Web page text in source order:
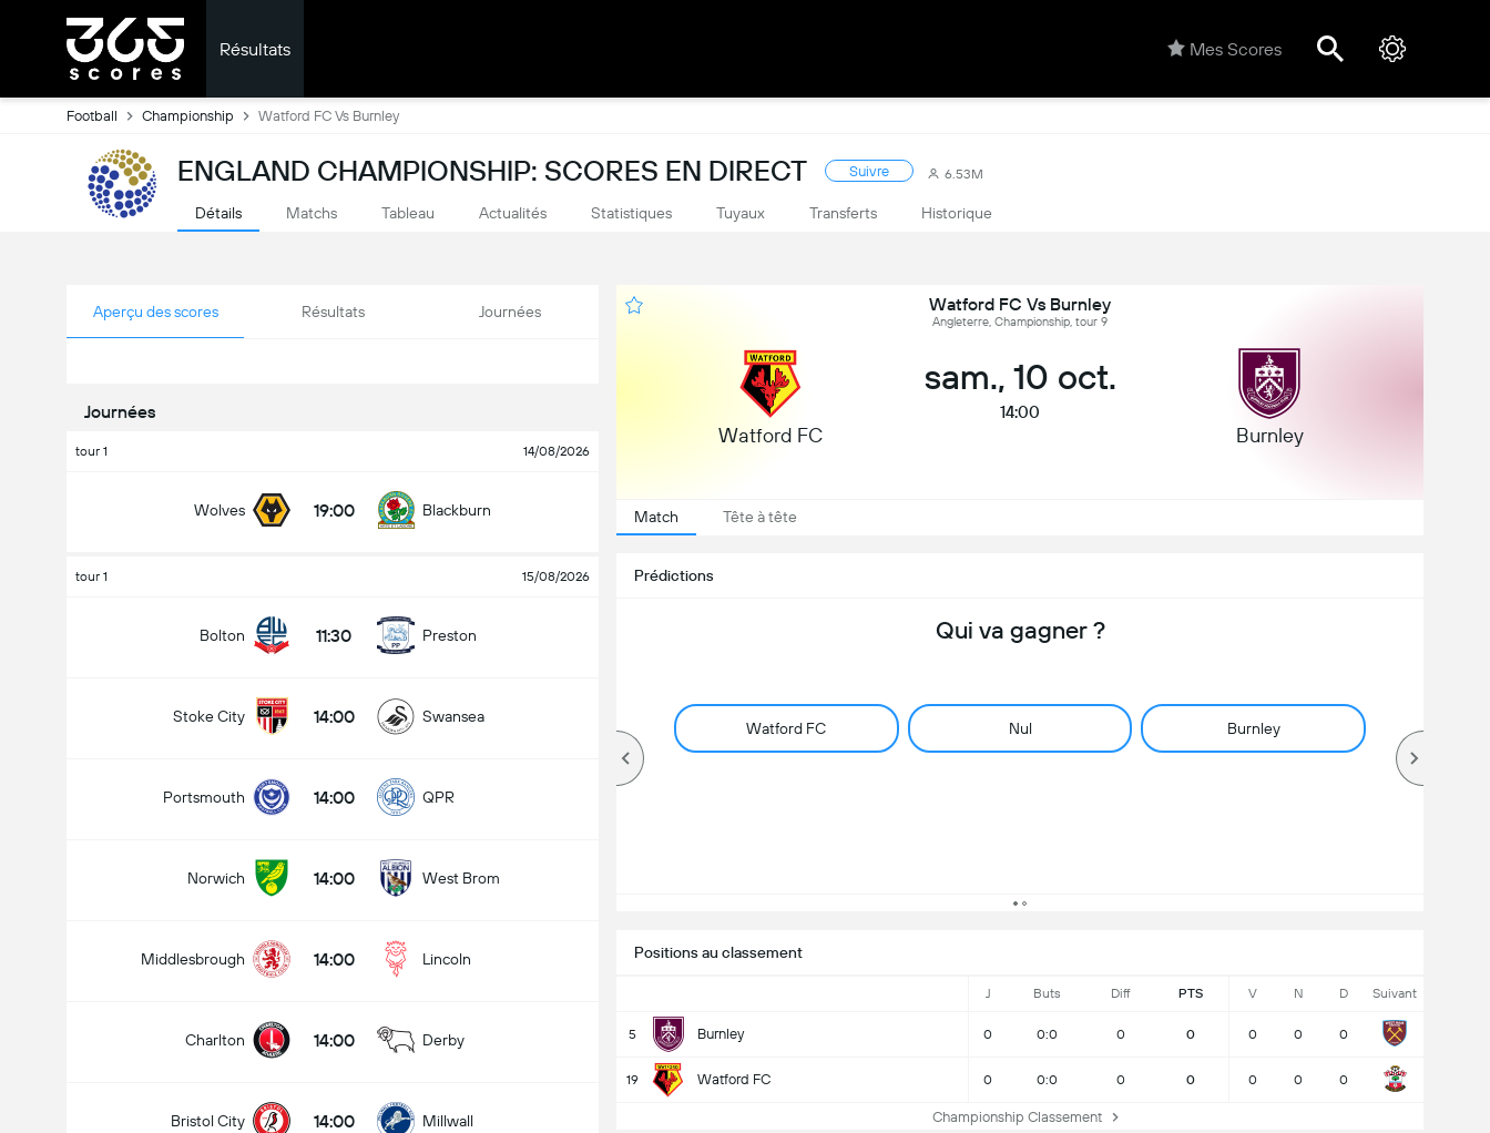
Résultats Mes Scores
Football Championship Watford FC Vs Burnley
ENGLAND CHAMPIONSHIP: SCORES EN DIRECT Suivre 6.53M
Détails Matchs Tableau Actualités Statistiques Tuyaux Transferts Historique
Aperçu des scores Résultats Journées
Journées
tour 1 14/08/2026
Wolves 19:00 Blackburn
tour 1 15/08/2026
Bolton 11:30 Preston
Stoke City 14:00 Swansea
Portsmouth 14:00 QPR
Norwich 14:00 West Brom
Middlesbrough 14:00 Lincoln
Charlton 14:00 Derby
Bristol City 14:00 Millwall
Watford FC Vs Burnley
Angleterre, Championship, tour 9
Watford FC
sam., 10 oct.
14:00
Burnley
Match Tête à tête
Prédictions
Qui va gagner ?
Watford FC Nul Burnley
Nombre total de but (2.5)
Plus de
Positions au classement
J Buts Diff PTS V N D Suivant
5 Burnley 0 0:0 0 0 0 0 0
19 Watford FC 0 0:0 0 0 0 0 0
Championship Classement